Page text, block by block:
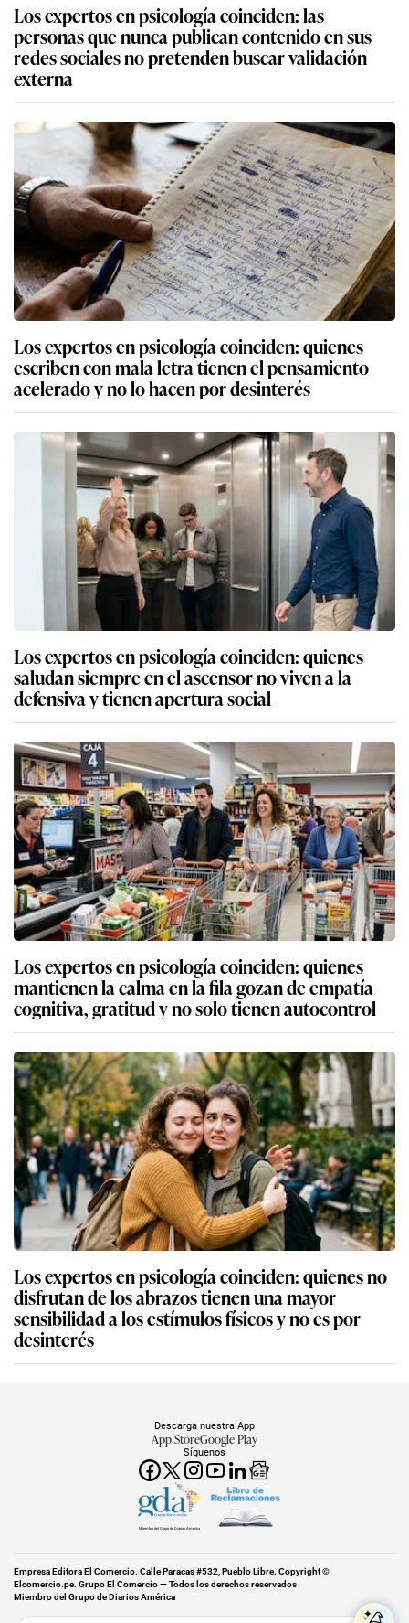
Los expertos en psicología coinciden: las
personas que nunca publican contenido en sus
redes sociales no pretenden buscar validación
externa
Los expertos en psicología coinciden: quienes
escriben con mala letra tienen el pensamiento
acelerado y no lo hacen por desinterés
Los expertos en psicología coinciden: quienes
saludan siempre en el ascensor no viven a la
defensiva y tienen apertura social
Los expertos en psicología coinciden: quienes
mantienen la calma en la fila gozan de empatía
cognitiva, gratitud y no solo tienen autocontrol
Los expertos en psicología coinciden: quienes no
disfrutan de los abrazos tienen una mayor
sensibilidad a los estímulos físicos y no es por
desinterés
Síguenos
Descarga nuestra App
App StoreGoogle Play
Miembro del Grupo de Diarios América
Empresa Editora El Comercio. Calle Paracas #532, Pueblo Libre. Copyright ©
Elcomercio.pe. Grupo El Comercio — Todos los derechos reservados
Miembro del Grupo de Diarios América